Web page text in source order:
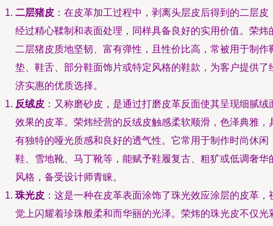
二层猪皮 ：在皮革加工过程中，剥离头层皮后得到的二层皮
经过精心鞣制和表面处理，同样具备良好的实用价值。荣炜
二层猪皮质地坚韧、富有弹性，且性价比高，常被用于制作
垫、鞋舌、部分鞋面饰片或特定风格的鞋款，为客户提供了
济实惠的优质选择。
反绒皮 ：又称磨砂皮，是通过打磨皮革反面使其呈现细腻绒
效果的皮革。荣炜经营的反绒皮触感柔软顺滑，色泽典雅，
有独特的哑光质感和良好的透气性。它常用于制作时尚休闲
鞋、雪地靴、马丁靴等，能赋予鞋履复古、粗犷或低调奢华
风格，备受设计师青睐。
珠光皮 ：这是一种在皮革表面涂饰了珠光效应涂层的皮革，
觉上闪耀着珍珠般柔和而华丽的光泽。荣炜的珠光皮不仅光